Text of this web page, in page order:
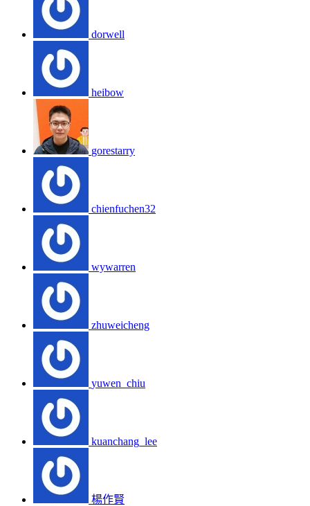
dorwell
heibow
gorestarry
chienfuchen32
wywarren
zhuweicheng
yuwen_chiu
kuanchang_lee
楊作賢